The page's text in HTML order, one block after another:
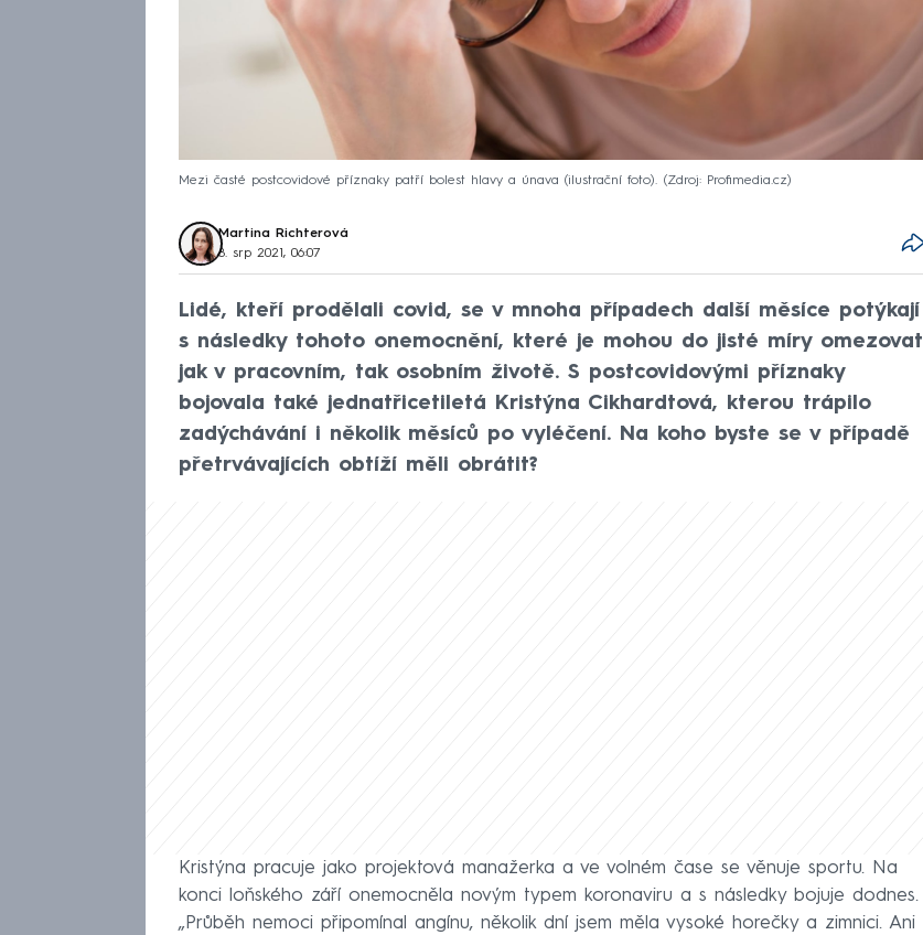
Mezi časté postcovidové příznaky patří bolest hlavy a únava (ilustrační foto). Zdroj: Profimedia.cz
Martina Richterová
8. srp 2021, 06:07
Lidé, kteří prodělali covid, se v mnoha případech další měsíce potýkají
s následky tohoto onemocnění, které je mohou do jisté míry omezovat
jak v pracovním, tak osobním životě. S postcovidovými příznaky
bojovala také jednatřicetiletá Kristýna Cikhardtová, kterou trápilo
zadýchávání i několik měsíců po vyléčení. Na koho byste se v případě
přetrvávajících obtíží měli obrátit?
Kristýna pracuje jako projektová manažerka a ve volném čase se věnuje sportu. Na
konci loňského září onemocněla novým typem koronaviru a s následky bojuje dodnes.
„Průběh nemoci připomínal angínu, několik dní jsem měla vysoké horečky a zimnici. Ani